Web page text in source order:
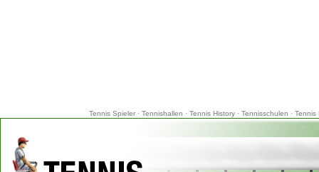
Tennis Spieler· Tennishallen · Tennis History· Tennisschulen · Tennis